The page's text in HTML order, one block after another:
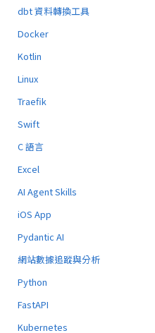
dbt 資料轉換工具
Docker
Kotlin
Linux
Traefik
Swift
C 語言
Excel
AI Agent Skills
iOS App
Pydantic AI
網站數據追蹤與分析
Python
FastAPI
Kubernetes